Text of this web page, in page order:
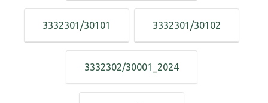
3332301/30101 3332301/30102
3332302/30001_2024